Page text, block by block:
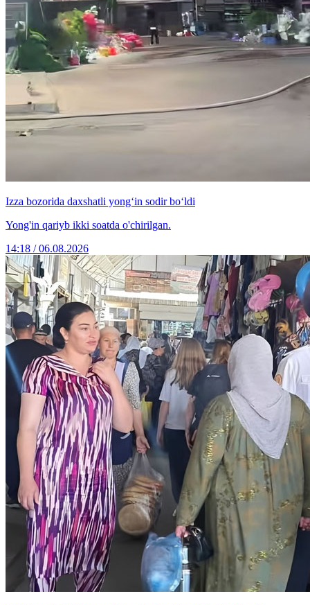
Izza bozorida daxshatli yong‘in sodir bo‘ldi
Yong'in qariyb ikki soatda o'chirilgan.
14:18 / 06.08.2026